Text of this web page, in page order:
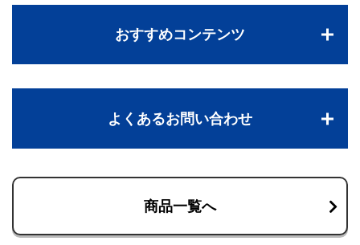
おすすめコンテンツ
よくあるお問い合わせ
商品一覧へ